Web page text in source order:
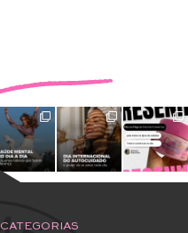
CATEGORIAS